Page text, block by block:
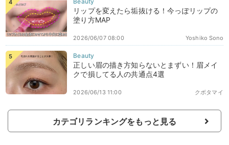
リップを変えたら垢抜ける！今っぽリップの
塗り方MAP
Yoshiko Sono
2026/06/07 08:00
正しい眉の描き方知らないとまずい！眉メイ
クで損してる人の共通点4選
クボタマイ
2026/06/13 11:00
カテゴリランキングをもっと見る